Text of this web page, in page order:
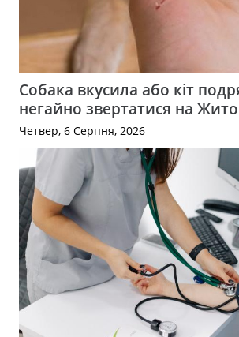
Собака вкусила або кіт
негайно звертатися на
Четвер, 6 Серпня, 2026